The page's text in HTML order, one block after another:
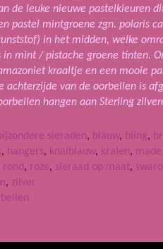
de leuke nieuwe pastelkleuren
pastel mintgroene zgn. polaris
in het midden, welke
mint / pistache groene tinten.
kraaltje en een mooie
achterzijde van de oorbellen is
hangen aan Sterling
sieraden, blauw, bling,
, hangers, knalblauw, kralen,
rond , roze, sieraad op maat,
, zilver